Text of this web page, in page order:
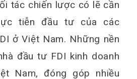
tác chiến lược có lẽ cần
tiễn đầu tư của các
ở Việt Nam. Những nền
đầu tư FDI kinh doanh
Nam, đóng góp nhiều